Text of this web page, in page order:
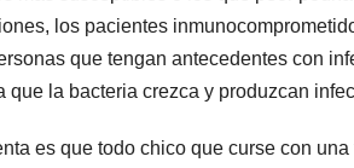
los pacientes
que tengan antecedentes con
que la bacteria crezca y produzcan
es que todo chico que curse con